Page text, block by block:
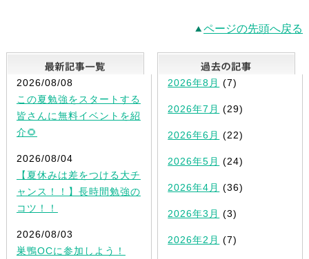
ページの先頭へ戻る
最新記事一覧
2026/08/08
この夏勉強をスタートする
皆さんに無料イベントを紹
介🌻
2026/08/04
【夏休みは差をつける大チ
ャンス！！】長時間勉強の
コツ！！
2026/08/03
巣鴨OCに参加しよう！
2026年8月 (7)
2026年7月 (29)
2026年6月 (22)
2026年5月 (24)
2026年4月 (36)
2026年3月 (3)
2026年2月 (7)